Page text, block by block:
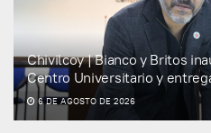
Chivilcoy | Bianco y Britos
Centro Universitario y
6 DE AGOSTO DE 2026